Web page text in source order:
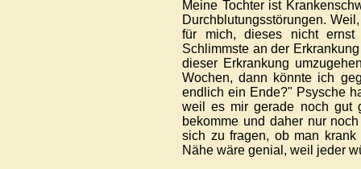
Meine Tochter ist
Durchblutungsstörungen.
für mich, dieses nicht
Schlimmste an der
dieser Erkrankung
Wochen, dann könnte ich
endlich ein Ende?" Psysche
weil es mir gerade noch gut
bekomme und daher nur
sich zu fragen, ob man
Nähe wäre genial, weil jeder